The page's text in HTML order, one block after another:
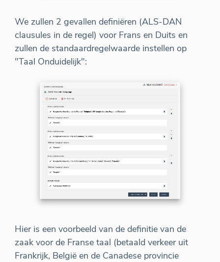
We zullen 2 gevallen definiëren (ALS-DAN
clausules in de regel) voor Frans en Duits en
zullen de standaardregelwaarde instellen op
"Taal Onduidelijk":
Hier is een voorbeeld van de definitie van de
zaak voor de Franse taal (betaald verkeer uit
Frankrijk, België en de Canadese provincie